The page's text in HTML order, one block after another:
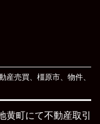
産売買 橿原市、 物件、
黄町にて不動産取引